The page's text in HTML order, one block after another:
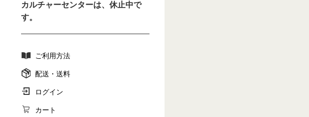
カルチャーセンターは、休止中で
す。
ご利用方法
配送・送料
ログイン
カート